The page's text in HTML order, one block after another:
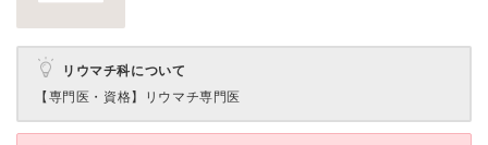
リウマチ科について
【専門医・資格】
リウマチ専門医